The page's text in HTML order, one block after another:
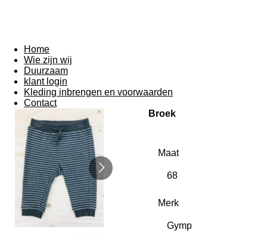
Home
Wie zijn wij
Duurzaam
klant login
Kleding inbrengen en voorwaarden
Contact
Broek
Maat
Merk